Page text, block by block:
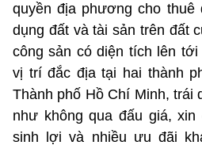
quyền địa phương cho thuê
dụng đất và tài sản trên đất
công sản có diện tích lên
vị trí đắc địa tại hai thành
Thành phố Hồ Chí Minh, trái
như không qua đấu giá,
sinh lợi và nhiều ưu đãi